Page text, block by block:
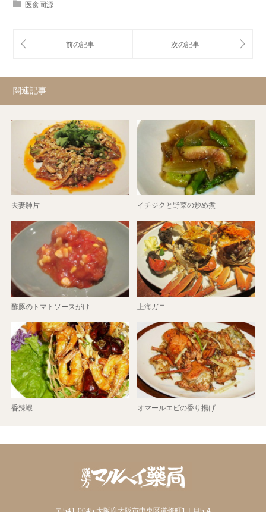
医食同源
関連記事
夫妻肺片 イチジクと野菜の炒め煮
酢豚のトマトソースがけ 上海ガニ
香辣蝦 オマールエビの香り揚げ